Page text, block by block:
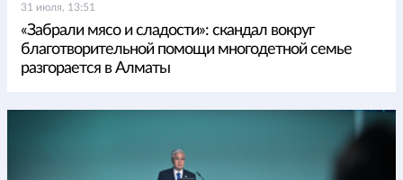
31 июля, 13:51
«Забрали мясо и сладости»: скандал вокруг
благотворительной помощи многодетной семье
разгорается в Алматы